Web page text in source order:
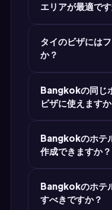
大使館が多数派で
は、MyJet24の従
い。
エリアが最適で
選んでください。
ホテルを認識しや
の合否に影響しま
信頼性を高めます
タイのビザには
か？
フライト旅程表の
は無料のダミーチ
——1回のアクセス
両方が手に入りま
Bangkokの同じ
ビザに使えますか
テル予約の日付は
ある必要がありま
宿泊数が多い国の
Bangkokのホテ
作成できますか？
以内に完成します
力して、PDFを即
Bangkokのホテ
すべきですか？